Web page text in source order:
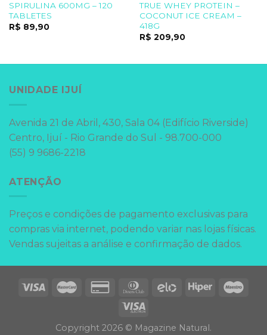
SPIRULINA 600MG – 120
TABLETES
R$ 89,90
TRUE WHEY PROTEIN –
COCONUT ICE CREAM –
418G
R$ 209,90
UNIDADE IJUÍ
Avenida 21 de Abril, 430, Sala 04 (Edifício Riverside)
Centro, Ijuí - Rio Grande do Sul - 98.700-000
(55) 9 9686-2218
ATENÇÃO
Preços e condições de pagamento exclusivas para
compras via internet, podendo variar nas lojas físicas.
Vendas sujeitas a análise e confirmação de dados.
Copyright 2026 © Magazine Natural.